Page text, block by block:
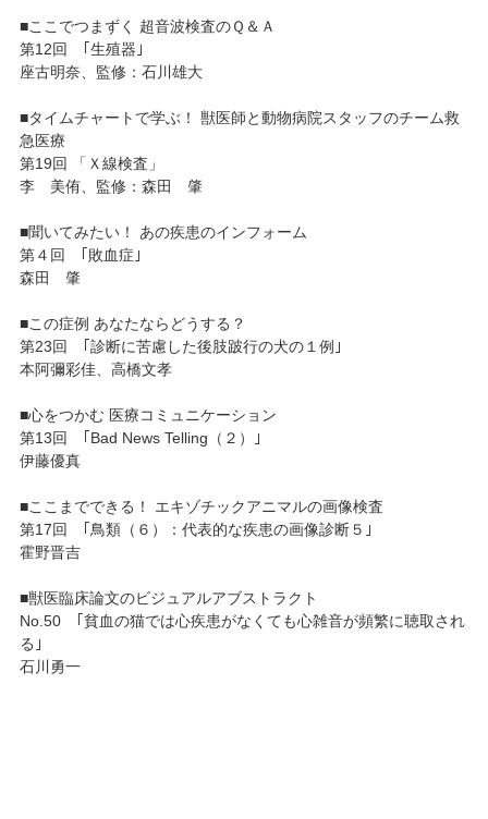
■ここでつまずく 超音波検査のＱ＆Ａ
第12回 ｢生殖器｣
座古明奈、監修：石川雄大
■タイムチャートで学ぶ！ 獣医師と動物病院スタッフのチーム救
急医療
第19回 「Ｘ線検査」
李 美侑、監修：森田 肇
■聞いてみたい！ あの疾患のインフォーム
第４回 ｢敗血症｣
森田 肇
■この症例 あなたならどうする？
第23回 ｢診断に苦慮した後肢跛行の犬の１例｣
本阿彌彩佳、高橋文孝
■心をつかむ 医療コミュニケーション
第13回 ｢Bad News Telling（２）｣
伊藤優真
■ここまでできる！ エキゾチックアニマルの画像検査
第17回 ｢鳥類（６）：代表的な疾患の画像診断５｣
霍野晋吉
■獣医臨床論文のビジュアルアブストラクト
No.50 ｢貧血の猫では心疾患がなくても心雑音が頻繁に聴取され
る｣
石川勇一